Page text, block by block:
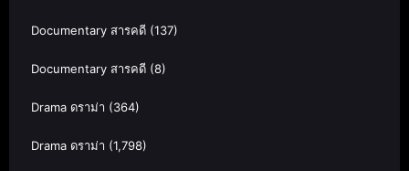
Documentary สารคดี (137)
Documentary สารคดี (8)
Drama ดราม่า (364)
Drama ดราม่า (1,798)